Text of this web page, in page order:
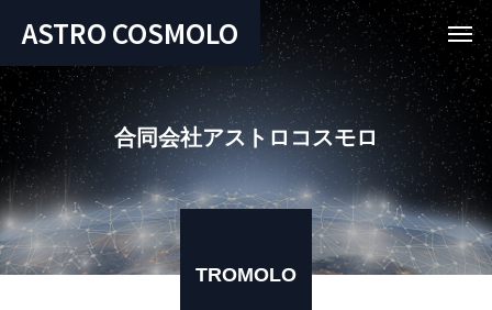
ASTRO COSMOLO
合同会社アストロ コスモロ
TROMOLO